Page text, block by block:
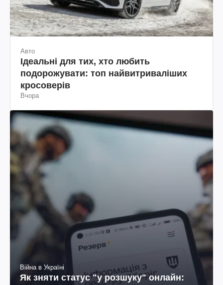
Авто
Ідеальні для тих, хто любить
подорожувати: топ найвитриваліших
кросоверів
Вчора
Війна в Україні
Як зняти статус "у розшуку" онлайн: